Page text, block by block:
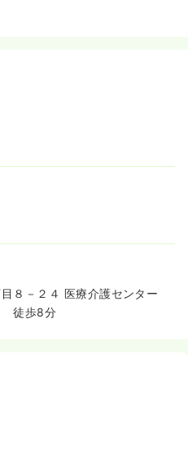
８－２４ 医療介護センター
徒歩8分